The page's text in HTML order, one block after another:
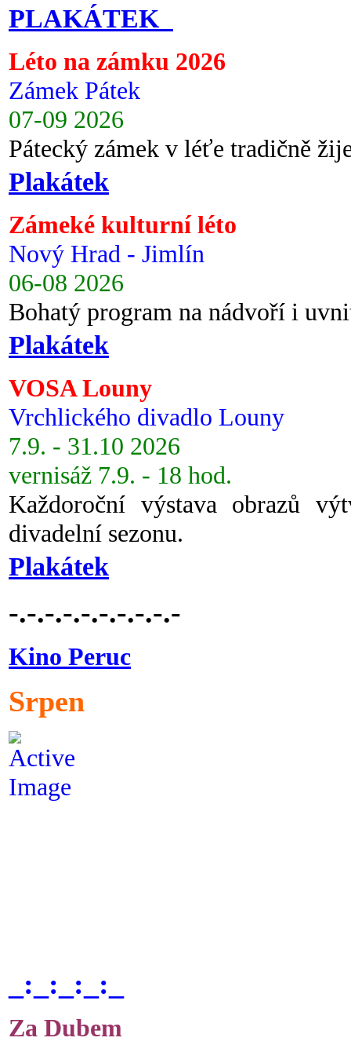
PLAKÁTEK
Léto na zámku 2026
Zámek Pátek
07-09 2026
Pátecký zámek v léťe tradičně
Plakátek
Zámeké kulturní léto
Nový Hrad - Jimlín
06-08 2026
Bohatý program na nádvoří i
Plakátek
VOSA Louny
Vrchlického divadlo Louny
7.9. - 31.10 2026
vernisáž 7.9. - 18 hod.
Každoroční výstava obrazů
divadelní sezonu.
Plakátek
-.-.-.-.-.-.-.-.-.-
Kino Peruc
Srpen
_:_:_:_:_
Za Dubem